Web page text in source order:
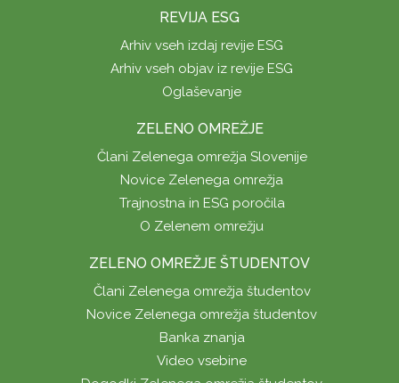
REVIJA ESG
Arhiv vseh izdaj revije ESG
Arhiv vseh objav iz revije ESG
Oglaševanje
ZELENO OMREŽJE
Člani Zelenega omrežja Slovenije
Novice Zelenega omrežja
Trajnostna in ESG poročila
O Zelenem omrežju
ZELENO OMREŽJE ŠTUDENTOV
Člani Zelenega omrežja študentov
Novice Zelenega omrežja študentov
Banka znanja
Video vsebine